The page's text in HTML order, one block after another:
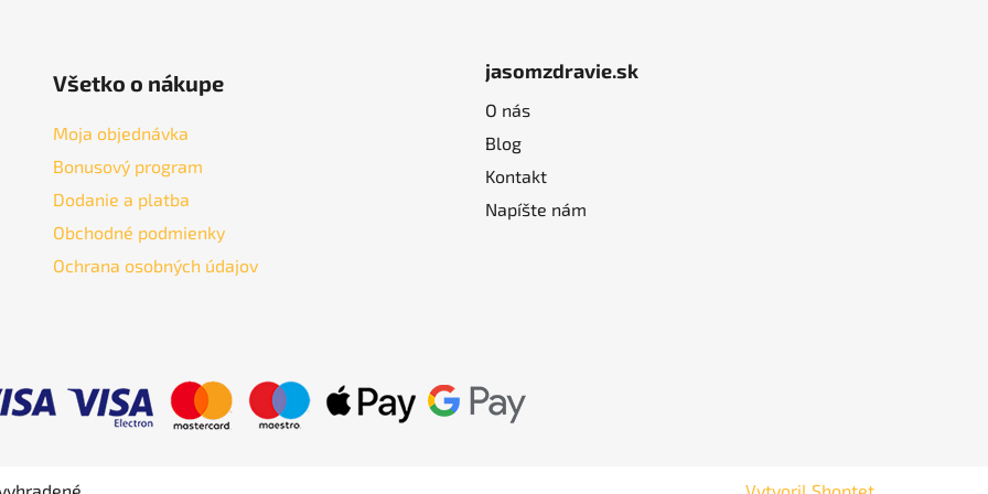
Všetko o nákupe
Moja objednávka
Bonusový program
Dodanie a platba
Obchodné podmienky
Ochrana osobných údajov
jasomzdravie.sk
O nás
Blog
Kontakt
Napíšte nám